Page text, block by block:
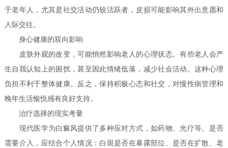
于老年人，尤其是社交活动仍较活跃者，皮损可能影响其外出意愿和
人际交往。
身心健康的双向影响
皮肤外观的改变，可能悄然影响老人的心理状态。有些老人会产
生自我认知上的困扰，甚至因此情绪低落，减少社会活动。这种心理
负担不利于整体健康。反之，保持积极心态和社交，对慢性病管理和
晚年生活愉悦感有良好支持。
治疗选择的现实考量
现代医学为白癜风提供了多种应对方式，如药物、光疗等。是否
需要介入，应结合个人情况：白斑是否在暴露部位、是否在扩散、老